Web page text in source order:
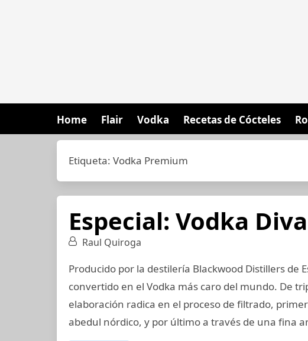
Home Flair Vodka Recetas de Cócteles
Etiqueta: Vodka Premium
Especial: Vodka Diva
Raul Quiroga
Producido por la destilería Blackwood Distillers de
convertido en el Vodka más caro del mundo. De
elaboración radica en el proceso de filtrado,
abedul nórdico, y por último a través de una fina